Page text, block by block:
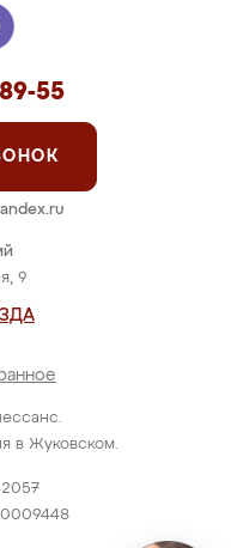
в Жуковском.
9
55